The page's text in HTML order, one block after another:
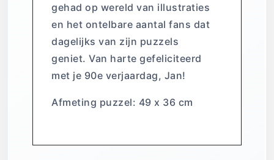
gehad op wereld van illustraties
en het ontelbare aantal fans dat
dagelijks van zijn puzzels
geniet. Van harte gefeliciteerd
met je 90e verjaardag, Jan!
Afmeting puzzel: 49 x 36 cm